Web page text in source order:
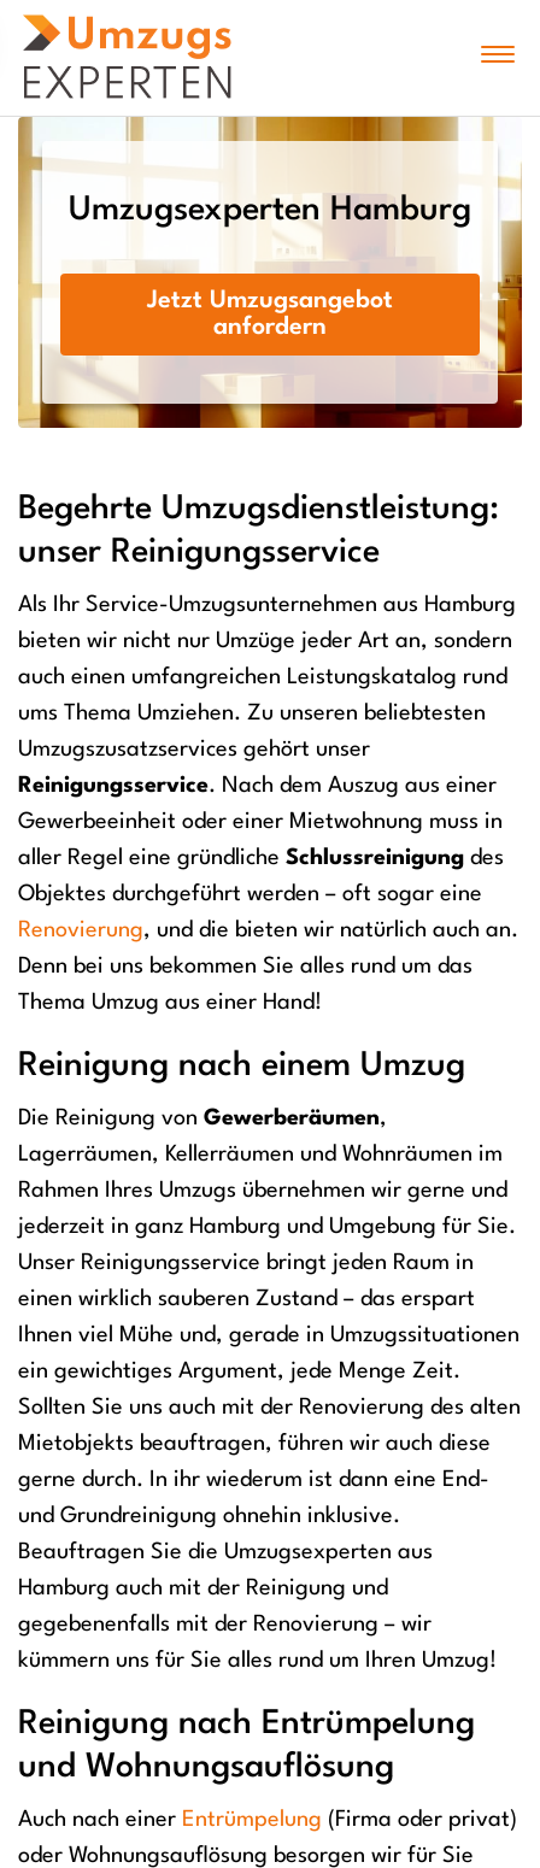
Umzugsexperten Hamburg
Jetzt Umzugsangebot
anfordern
Begehrte Umzugsdienstleistung:
unser Reinigungsservice
Als Ihr Service-Umzugsunternehmen aus Hamburg
bieten wir nicht nur Umzüge jeder Art an, sondern
auch einen umfangreichen Leistungskatalog rund
ums Thema Umziehen. Zu unseren beliebtesten
Umzugszusatzservices gehört unser
Reinigungsservice. Nach dem Auszug aus einer
Gewerbeeinheit oder einer Mietwohnung muss in
aller Regel eine gründliche Schlussreinigung des
Objektes durchgeführt werden – oft sogar eine
Renovierung, und die bieten wir natürlich auch an.
Denn bei uns bekommen Sie alles rund um das
Thema Umzug aus einer Hand!
Reinigung nach einem Umzug
Die Reinigung von Gewerberäumen,
Lagerräumen, Kellerräumen und Wohnräumen im
Rahmen Ihres Umzugs übernehmen wir gerne und
jederzeit in ganz Hamburg und Umgebung für Sie.
Unser Reinigungsservice bringt jeden Raum in
einen wirklich sauberen Zustand – das erspart
Ihnen viel Mühe und, gerade in Umzugssituationen
ein gewichtiges Argument, jede Menge Zeit.
Sollten Sie uns auch mit der Renovierung des alten
Mietobjekts beauftragen, führen wir auch diese
gerne durch. In ihr wiederum ist dann eine End-
und Grundreinigung ohnehin inklusive.
Beauftragen Sie die Umzugsexperten aus
Hamburg auch mit der Reinigung und
gegebenenfalls mit der Renovierung – wir
kümmern uns für Sie alles rund um Ihren Umzug!
Reinigung nach Entrümpelung
und Wohnungsauflösung
Auch nach einer Entrümpelung (Firma oder privat)
oder Wohnungsauflösung besorgen wir für Sie